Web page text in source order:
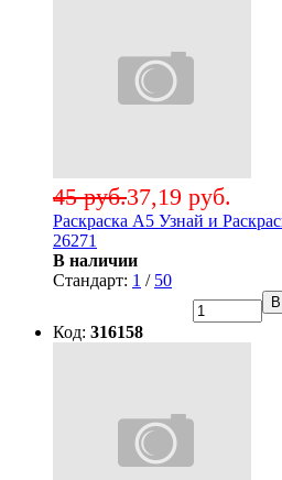
37,19 руб.
45 руб.
Раскраска А5 Узнай и
26271
В наличии
Стандарт: 1 / 50
Код: 316158